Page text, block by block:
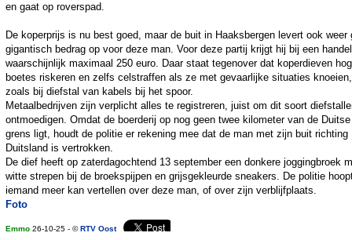
en gaat op roverspad.
De koperprijs is nu best goed, maar de buit in Haaksbergen levert ook weer
gigantisch bedrag op voor deze man. Voor deze partij krijgt hij bij een
waarschijnlijk maximaal 250 euro. Daar staat tegenover dat koperdieven
boetes riskeren en zelfs celstraffen als ze met gevaarlijke situaties knoeien,
zoals bij diefstal van kabels bij het spoor.
Metaalbedrijven zijn verplicht alles te registreren, juist om dit soort
ontmoedigen. Omdat de boerderij op nog geen twee kilometer van de Duitse
grens ligt, houdt de politie er rekening mee dat de man met zijn buit richting
Duitsland is vertrokken.
De dief heeft op zaterdagochtend 13 september een donkere joggingbroek
witte strepen bij de broekspijpen en grijsgekleurde sneakers. De politie
iemand meer kan vertellen over deze man, of over zijn verblijfplaats.
Foto
Emmo 26-10-25 - ©RTV Oost